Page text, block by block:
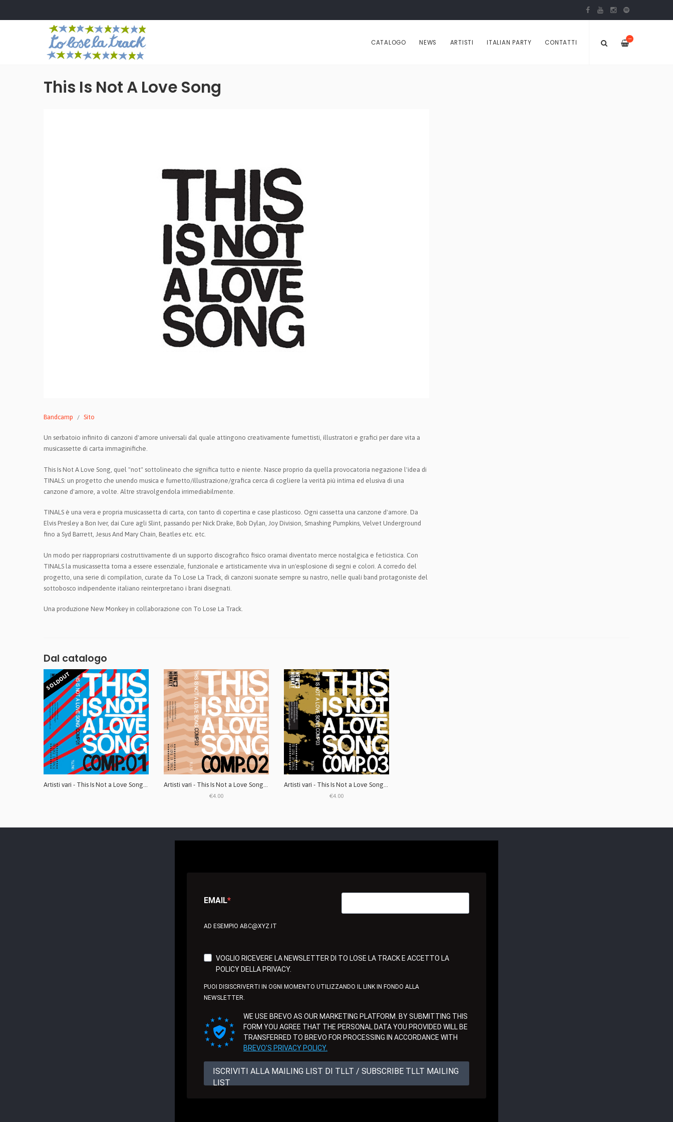
—
CATALOGO NEWS ARTISTI ITALIAN PARTY CONTATTI
This Is Not A Love Song
Bandcamp Sito
Un serbatoio infinito di canzoni d'amore universali dal quale attingono creativamente fumettisti, illustratori e grafici per dare vita a
musicassette di carta immaginifiche.
This Is Not A Love Song, quel "not" sottolineato che significa tutto e niente. Nasce proprio da quella provocatoria negazione l'idea di
TINALS: un progetto che unendo musica e fumetto/illustrazione/grafica cerca di cogliere la verità più intima ed elusiva di una
canzone d'amore, a volte. Altre stravolgendola irrimediabilmente.
TINALS è una vera e propria musicassetta di carta, con tanto di copertina e case plasticoso. Ogni cassetta una canzone d'amore. Da
Elvis Presley a Bon Iver, dai Cure agli Slint, passando per Nick Drake, Bob Dylan, Joy Division, Smashing Pumpkins, Velvet Underground
fino a Syd Barrett, Jesus And Mary Chain, Beatles etc. etc.
Un modo per riappropriarsi costruttivamente di un supporto discografico fisico oramai diventato merce nostalgica e feticistica. Con
TINALS la musicassetta torna a essere essenziale, funzionale e artisticamente viva in un'esplosione di segni e colori. A corredo del
progetto, una serie di compilation, curate da To Lose La Track, di canzoni suonate sempre su nastro, nelle quali band protagoniste del
sottobosco indipendente italiano reinterpretano i brani disegnati.
Una produzione New Monkey in collaborazione con To Lose La Track.
Dal catalogo
SOLDOUT
€4.00 €4.00
EMAIL
AD ESEMPIO ABC@XYZ.IT
VOGLIO RICEVERE LA NEWSLETTER DI TO LOSE LA TRACK E ACCETTO LA
POLICY DELLA PRIVACY.
PUOI DISISCRIVERTI IN OGNI MOMENTO UTILIZZANDO IL LINK IN FONDO ALLA
NEWSLETTER.
WE USE BREVO AS OUR MARKETING PLATFORM. BY SUBMITTING THIS
FORM YOU AGREE THAT THE PERSONAL DATA YOU PROVIDED WILL BE
TRANSFERRED TO BREVO FOR PROCESSING IN ACCORDANCE WITH
BREVO'S PRIVACY POLICY.
ISCRIVITI ALLA MAILING LIST DI TLLT / SUBSCRIBE TLLT MAILING
LIST